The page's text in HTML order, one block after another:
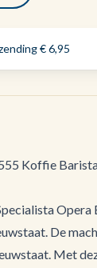
€ 6,95
Koffie
De
Met